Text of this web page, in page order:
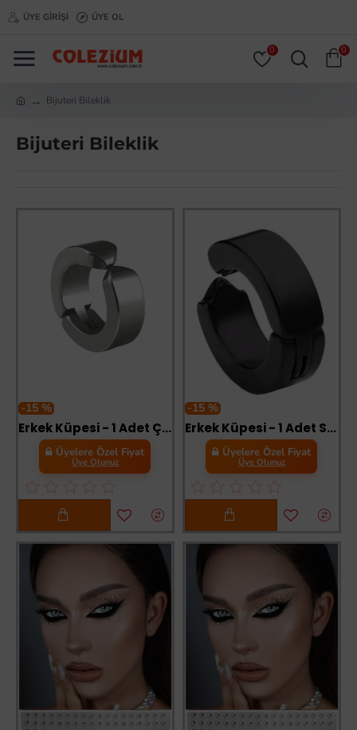
ÜYE GIRIŞI ÜYE OL
0 0
Bijuteri Bileklik
Bijuteri Bileklik
-15 %
Erkek Küpesi - 1 Adet Çelik Kıstırmalı Küpe Paslanmaz Atmaz Çelik Gümüş Renk Küpe
Üyelere Özel Fiyat
Üye Olunuz
-15 %
Erkek Küpesi - 1 Adet Siyah Çelik Kıstırmalı Küpe Paslanmaz Atmaz Çelik Siyah Küpe
Üyelere Özel Fiyat
Üye Olunuz